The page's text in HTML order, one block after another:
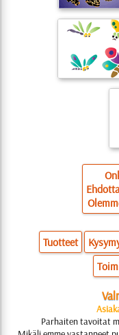
Tuotteet
Parhaiten tavoitat